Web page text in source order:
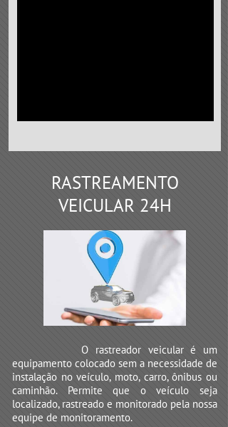
RASTREAMENTO
VEICULAR 24H
O rastreador veicular é um
equipamento colocado sem a necessidade de
instalação no veículo, moto, carro, ônibus ou
caminhão. Permite que o veículo seja
localizado, rastreado e monitorado pela nossa
equipe de monitoramento.